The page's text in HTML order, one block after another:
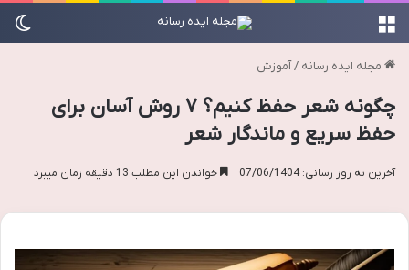
مجله ایده رسانه /آموزش
چگونه شعر حفظ کنیم؟ ۷ روش آسان برای
حفظ سریع و ماندگار شعر
آخرین به روز رسانی: 07/06/1404 خواندن این مطلب 13 دقیقه زمان میبرد